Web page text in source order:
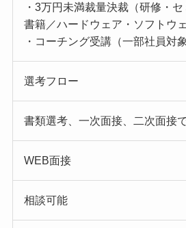
・3万円未満裁量決裁（研修・
書籍／ハードウェア・ソフトウ
・コーチング受講（一部社員対
選考フロー
書類選考、一次面接、二次面接
WEB面接
相談可能